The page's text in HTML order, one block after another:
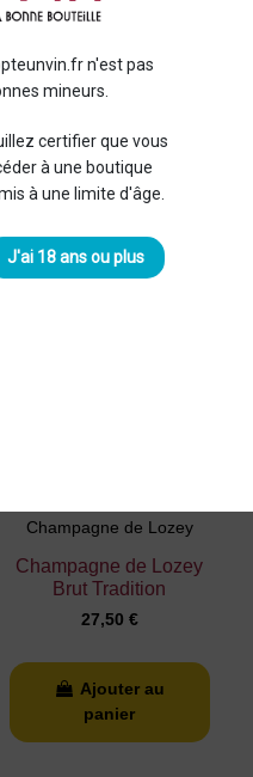
n'est pas
mineurs.
certifier que vous
à une boutique
à une limite d'âge.
J'ai 18 ans ou plus
Champagne A. Bergère
Champagne Bergère
32,00 €
Ajouter au
Champagne de Lozey
Champagne de Lozey
Brut Tradition
27,50 €
Ajouter au
panier